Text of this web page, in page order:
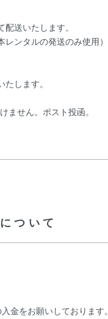
送いたします。
レンタルの発送のみ使用）
します。
ません。ポスト投函。
ついて
金をお願いしております。